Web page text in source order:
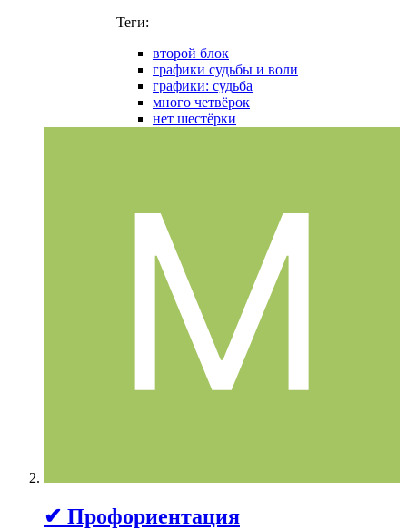
Теги:
второй блок
графики судьбы и воли
графики: судьба
много четвёрок
нет шестёрки
✔ Профориентация